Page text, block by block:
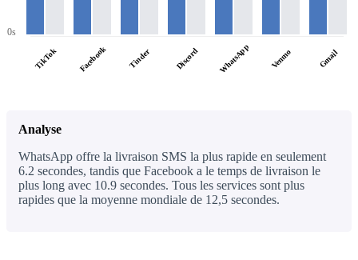
0s
TikTok Facebook Tinder Discord WhatsApp Venmo Gmail
Analyse
WhatsApp offre la livraison SMS la plus rapide en seulement
6.2 secondes, tandis que Facebook a le temps de livraison le
plus long avec 10.9 secondes. Tous les services sont plus
rapides que la moyenne mondiale de 12,5 secondes.